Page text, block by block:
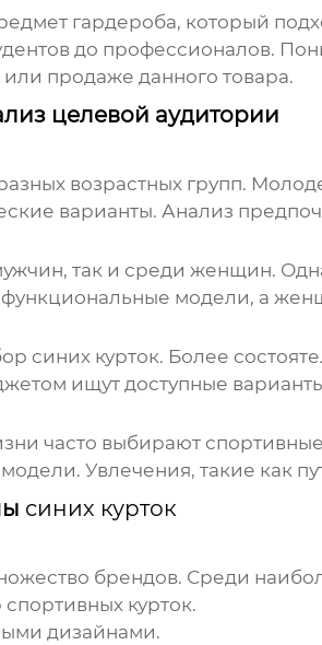
гардероба, который
до профессионалов.
продаже данного товара.
целевой аудитории
возрастных групп.
варианты. Анализ
так и среди женщин.
модели, а
синих курток. Более
ищут доступные
часто выбирают
Увлечения, такие как
синих курток
брендов. Среди
курток.
дизайнами.